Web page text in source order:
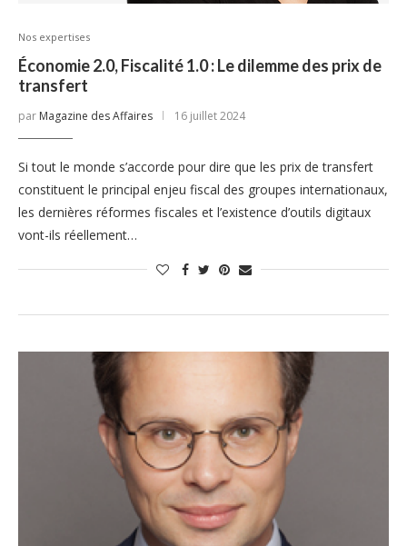
Nos expertises
Économie 2.0, Fiscalité 1.0 : Le dilemme des prix de
transfert
par Magazine des Affaires 16 juillet 2024
Si tout le monde s’accorde pour dire que les prix de transfert
constituent le principal enjeu fiscal des groupes internationaux,
les dernières réformes fiscales et l’existence d’outils digitaux
vont-ils réellement…